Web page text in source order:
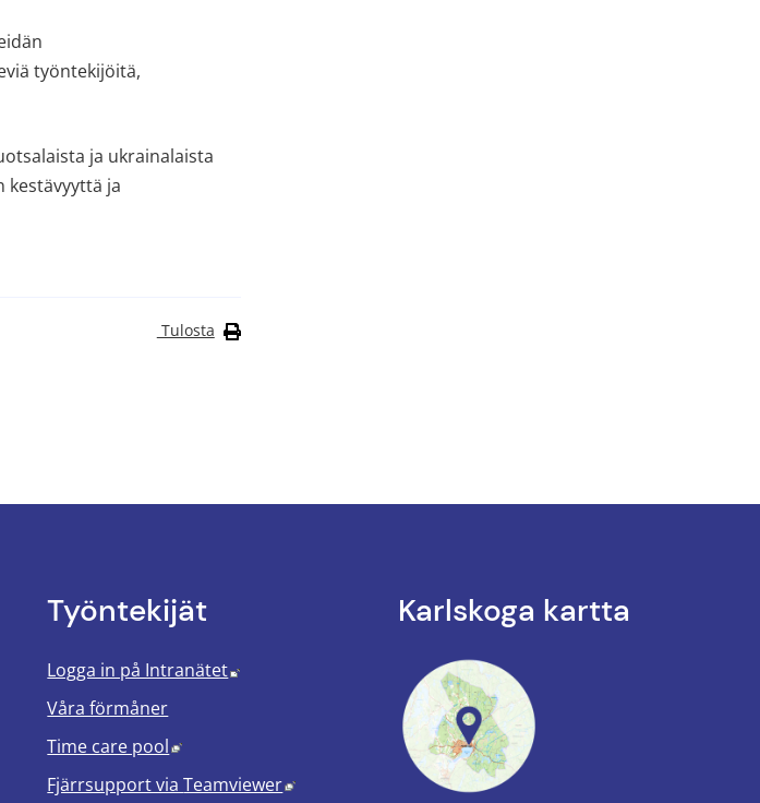
työntekijöitä,
ja ukrainalaista
kestävyyttä ja
Tulosta
Työntekijät
Logga in på Intranätet
Länk till annan webbplats.
Våra förmåner
Time care pool Länk till annan webbplats, öppnas i nytt fönster.
Fjärrsupport viaTeamviewer Länk till annan webbplats, öppnas i nytt fönster.
Karlskoga kartta